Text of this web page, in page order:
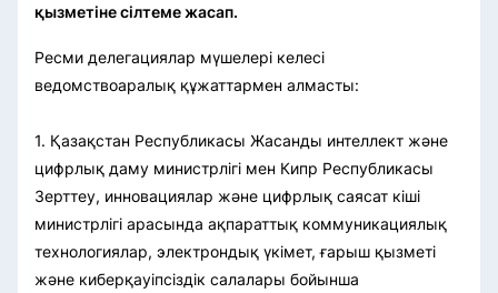
қызметіне сілтеме жасап.
Ресми делегациялар мүшелері келесі
ведомствоаралық құжаттармен алмасты:
1. Қазақстан Республикасы Жасанды интеллект және
цифрлық даму министрлігі мен Кипр Республикасы
Зерттеу, инновациялар және цифрлық саясат кіші
министрлігі арасында ақпараттық коммуникациялық
технологиялар, электрондық үкімет, ғарыш қызметі
және киберқауіпсіздік салалары бойынша